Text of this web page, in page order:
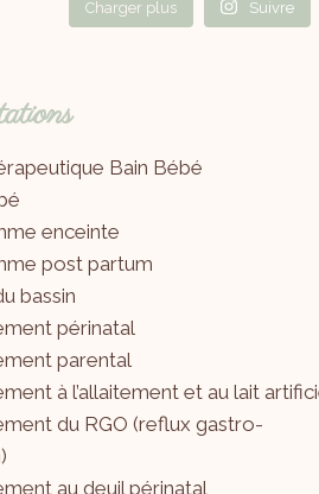
Charger plus Suivre
Bain Bébé
enceinte
post partum
bassin
périnatal
parental
à l’allaitement et au lait
du RGO (reflux gastro-
au deuil périnatal